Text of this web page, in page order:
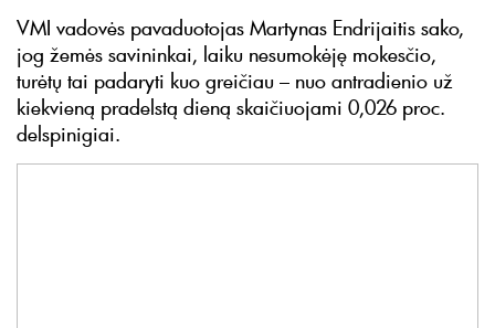
VMI vadovės pavaduotojas Martynas Endrijaitis sako,
jog žemės savininkai, laiku nesumokėję mokesčio,
turėtų tai padaryti kuo greičiau – nuo antradienio už
kiekvieną pradelstą dieną skaičiuojami 0,026 proc.
delspinigiai.